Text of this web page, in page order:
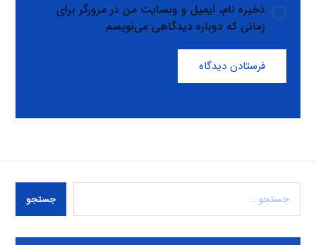
ذخیره نام، ایمیل و وبسایت من در مرورگر برای
زمانی که دوباره دیدگاهی می‌نویسم.
فرستادن دیدگاه
جستجو